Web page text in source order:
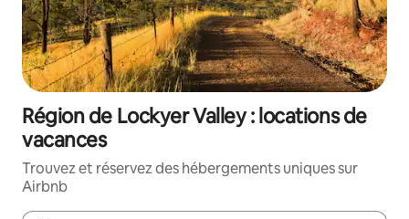
Région de Lockyer Valley : locations de
vacances
Trouvez et réservez des hébergements uniques sur
Airbnb